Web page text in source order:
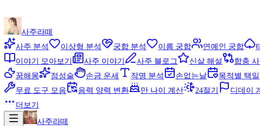
사주라떼
사주 분석
이상형 분석 궁합 분석 이름 궁합 연예인 궁합
이야기 모아보기
사주 이야기 사주 블로그 신살 해설 합충 사
꿈해몽
점성술 손금 운세 작명 분석 손없는날 목적별 택일
무료 도구 모음
음력 양력 변환 만 나이 계산 24절기 디데이
더보기
사주라떼